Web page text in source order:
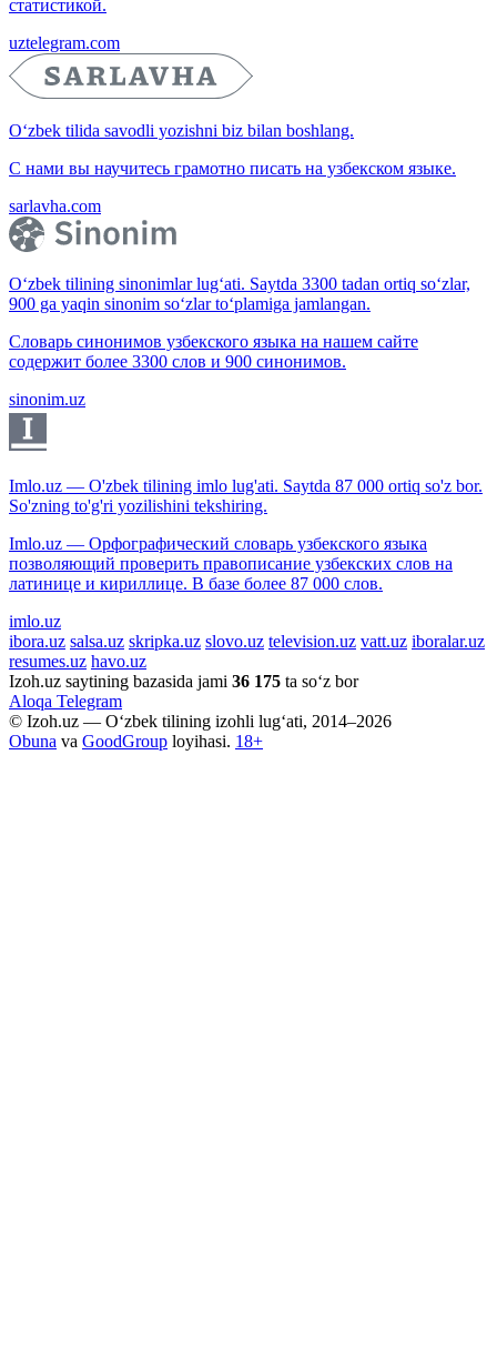
статистикой.
uztelegram.com
O‘zbek tilida savodli yozishni biz bilan boshlang.
С нами вы научитесь грамотно писать на узбекском языке.
sarlavha.com
O‘zbek tilining sinonimlar lug‘ati. Saytda 3300 tadan ortiq so‘zlar,
900 ga yaqin sinonim so‘zlar to‘plamiga jamlangan.
Словарь синонимов узбекского языка на нашем сайте
содержит более 3300 слов и 900 синонимов.
sinonim.uz
Imlo.uz — O'zbek tilining imlo lug'ati. Saytda 87 000 ortiq so'z bor.
So'zning to'g'ri yozilishini tekshiring.
Imlo.uz — Орфографический словарь узбекского языка
позволяющий проверить правописание узбекских слов на
латинице и кириллице. В базе более 87 000 слов.
imlo.uz
ibora.uz salsa.uz skripka.uz slovo.uz television.uz vatt.uz iboralar.uz
resumes.uz havo.uz
Izoh.uz saytining bazasida jami 36 175 ta so‘z bor
Aloqa Telegram
© Izoh.uz — O‘zbek tilining izohli lug‘ati, 2014–2026
Obuna va GoodGroup loyihasi. 18+